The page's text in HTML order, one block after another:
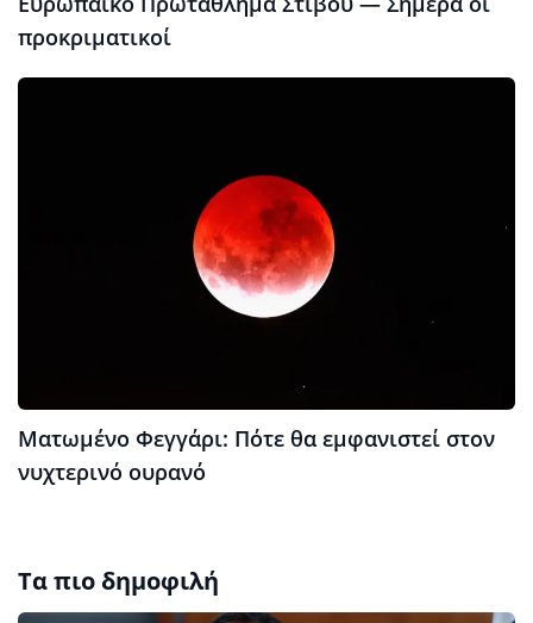
προκριματικοί
Ματωμένο Φεγγάρι: Πότε θα εμφανιστεί στον
νυχτερινό ουρανό
Τα πιο δημοφιλή